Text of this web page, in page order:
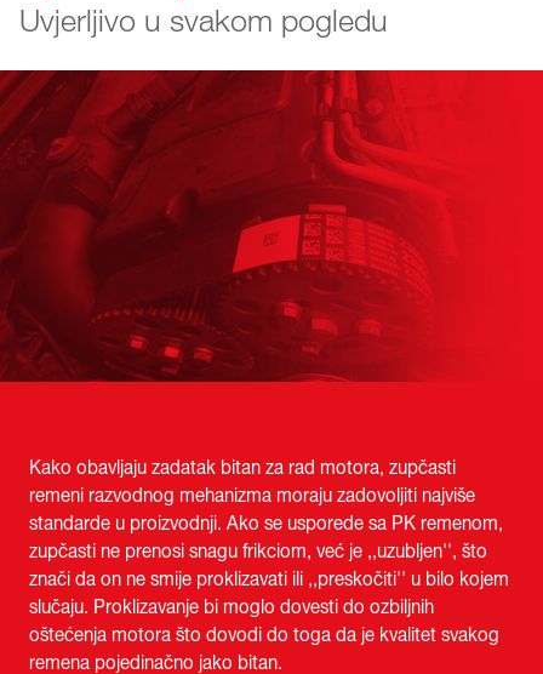
Uvjerljivo u svakom pogledu
Kako obavljaju zadatak bitan za rad motora, zupčasti
remeni razvodnog mehanizma moraju zadovoljiti najviše
standarde u proizvodnji. Ako se usporede sa PK remenom,
zupčasti ne prenosi snagu frikciom, već je ,,uzubljen'', što
znači da on ne smije proklizavati ili ,,preskočiti'' u bilo kojem
slučaju. Proklizavanje bi moglo dovesti do ozbiljnih
oštećenja motora što dovodi do toga da je kvalitet svakog
remena pojedinačno jako bitan.